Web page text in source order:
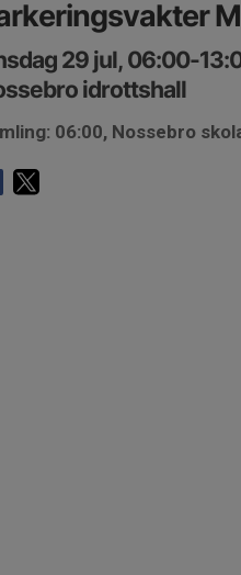
29 jul, 06:00-
idrottshall
06:00, Nossebro